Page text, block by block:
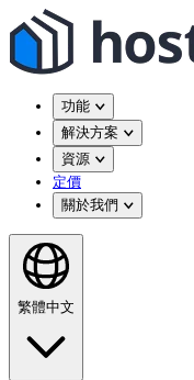
功能
解決方案
資源
定價
關於我們
繁體中文